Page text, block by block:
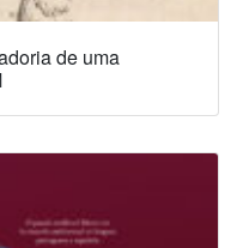
de uma